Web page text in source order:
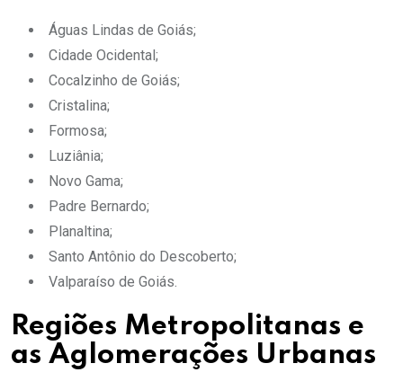
Águas Lindas de Goiás;
Cidade Ocidental;
Cocalzinho de Goiás;
Cristalina;
Formosa;
Luziânia;
Novo Gama;
Padre Bernardo;
Planaltina;
Santo Antônio do Descoberto;
Valparaíso de Goiás.
Regiões Metropolitanas e
as Aglomerações Urbanas